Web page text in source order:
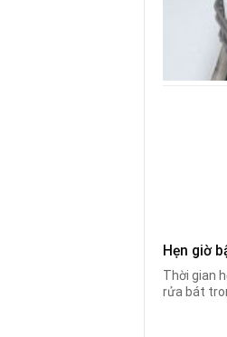
Hẹn giờ
Thời gian
rửa bát